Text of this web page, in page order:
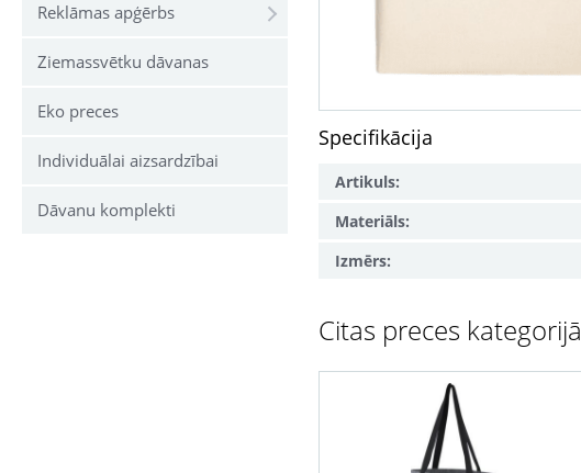
Reklāmas apģērbs
Ziemassvētku dāvanas
Eko preces
Individuālai aizsardzībai
Dāvanu komplekti
Specifikācija
Artikuls:
Materiāls:
Izmērs:
Citas preces kategorijā